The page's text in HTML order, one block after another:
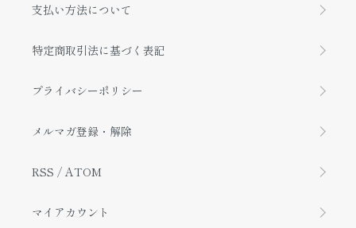
支払い方法について
特定商取引法に基づく表記
プライバシーポリシー
メルマガ登録・解除
RSS / ATOM
マイアカウント